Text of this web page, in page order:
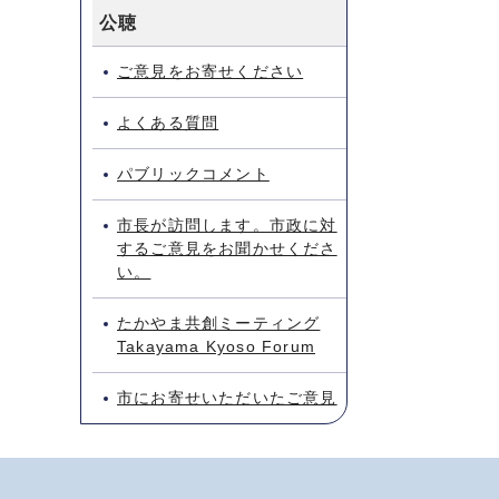
公聴
ご意見をお寄せください
よくある質問
パブリックコメント
市長が訪問します。市政に対
するご意見をお聞かせくださ
い。
たかやま共創ミーティング
Takayama Kyoso Forum
市にお寄せいただいたご意見